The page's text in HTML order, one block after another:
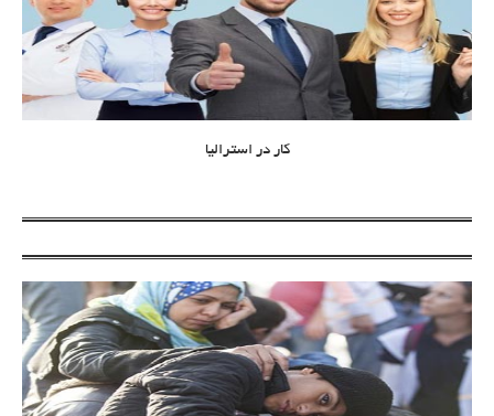
کار در استرالیا